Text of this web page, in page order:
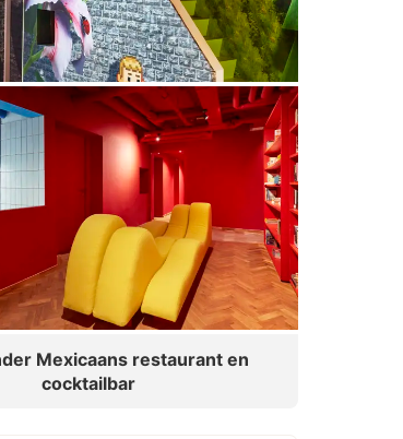
Mexicaans restaurant en
cocktailbar